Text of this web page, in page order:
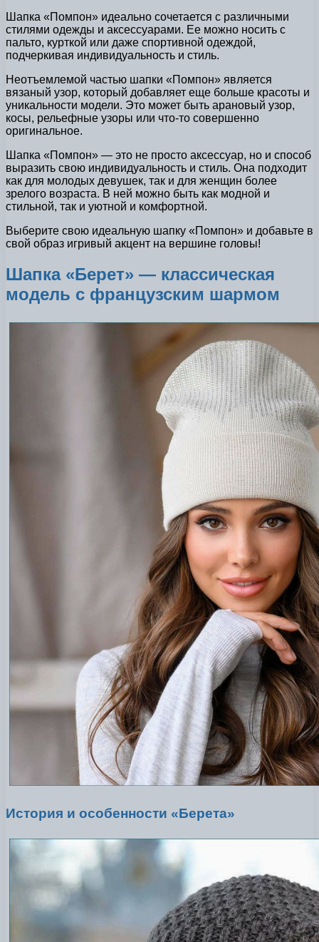
Шапка «Помпон» идеально сочетается с различными
стилями одежды и аксессуарами. Ее можно носить с
пальто, курткой или даже спортивной одеждой,
подчеркивая индивидуальность и стиль.
Неотъемлемой частью шапки «Помпон» является
вязаный узор, который добавляет еще больше красоты и
уникальности модели. Это может быть арановый узор,
косы, рельефные узоры или что-то совершенно
оригинальное.
Шапка «Помпон» — это не просто аксессуар, но и способ
выразить свою индивидуальность и стиль. Она подходит
как для молодых девушек, так и для женщин более
зрелого возраста. В ней можно быть как модной и
стильной, так и уютной и комфортной.
Выберите свою идеальную шапку «Помпон» и добавьте в
свой образ игривый акцент на вершине головы!
Шапка «Берет» — классическая
модель с французским шармом
История и особенности «Берета»